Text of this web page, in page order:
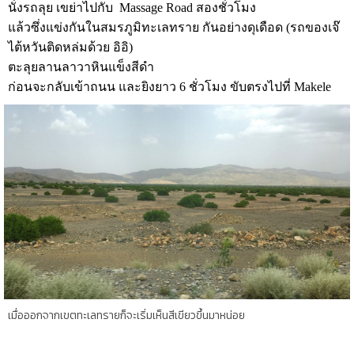
นั่งรถลุย เขย่าไปกับ Massage Road สองชั่วโมง
แล้วซึ่งแข่งกันในสมรภูมิทะเลทราย กันอย่างดุเดือด (รถของเจ๊
ไต้หวันติดหล่มด้วย อิอิ)
ตะลุยลานลาวาหินแข็งสีดำ
ก่อนจะกลับเข้าถนน และยิงยาว 6 ชั่วโมง ขับตรงไปที่ Makele
เมื่อออกจากเขตทะเลทรายก็จะเริ่มเห็นสีเขียวขึ้นมาหน่อย